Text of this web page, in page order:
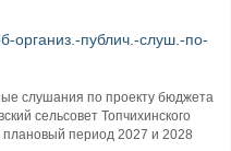
организ.-публич.-слуш.-по-
слушания по проекту бюджета
сельсовет Топчихинского
плановый период 2027 и 2028